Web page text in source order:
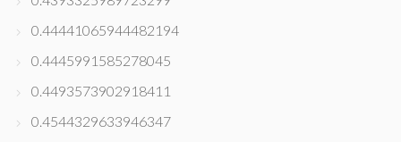
0.44441065944482194
0.4445991585278045
0.4493573902918411
0.4544329633946347